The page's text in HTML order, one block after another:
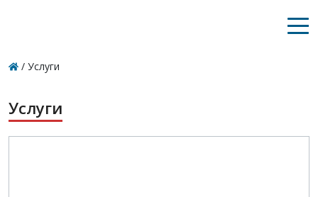
/ Услуги
Услуги